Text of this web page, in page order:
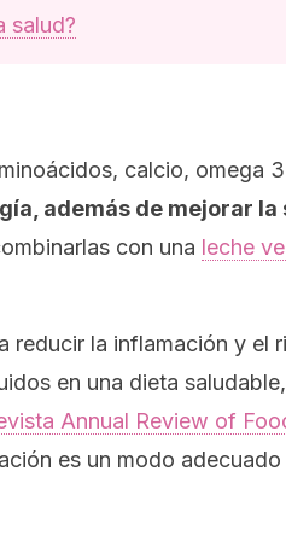
salud?
calcio, omega
además de mejorar la
con una leche
reducir la inflamación y el
en una dieta
Annual Review of
es un modo